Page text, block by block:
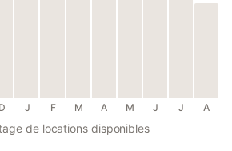
D J F M A M J J A
de locations disponibles